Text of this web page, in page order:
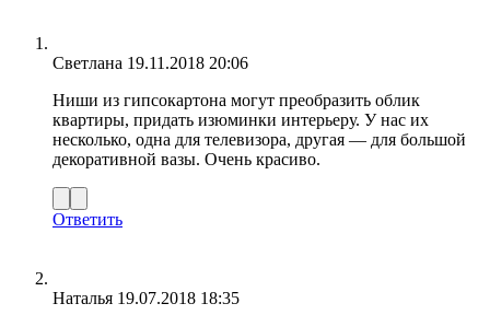
Светлана 19.11.2018 20:06
Ниши из гипсокартона могут преобразить облик
квартиры, придать изюминки интерьеру. У нас их
несколько, одна для телевизора, другая — для большой
декоративной вазы. Очень красиво.
Ответить
Наталья 19.07.2018 18:35